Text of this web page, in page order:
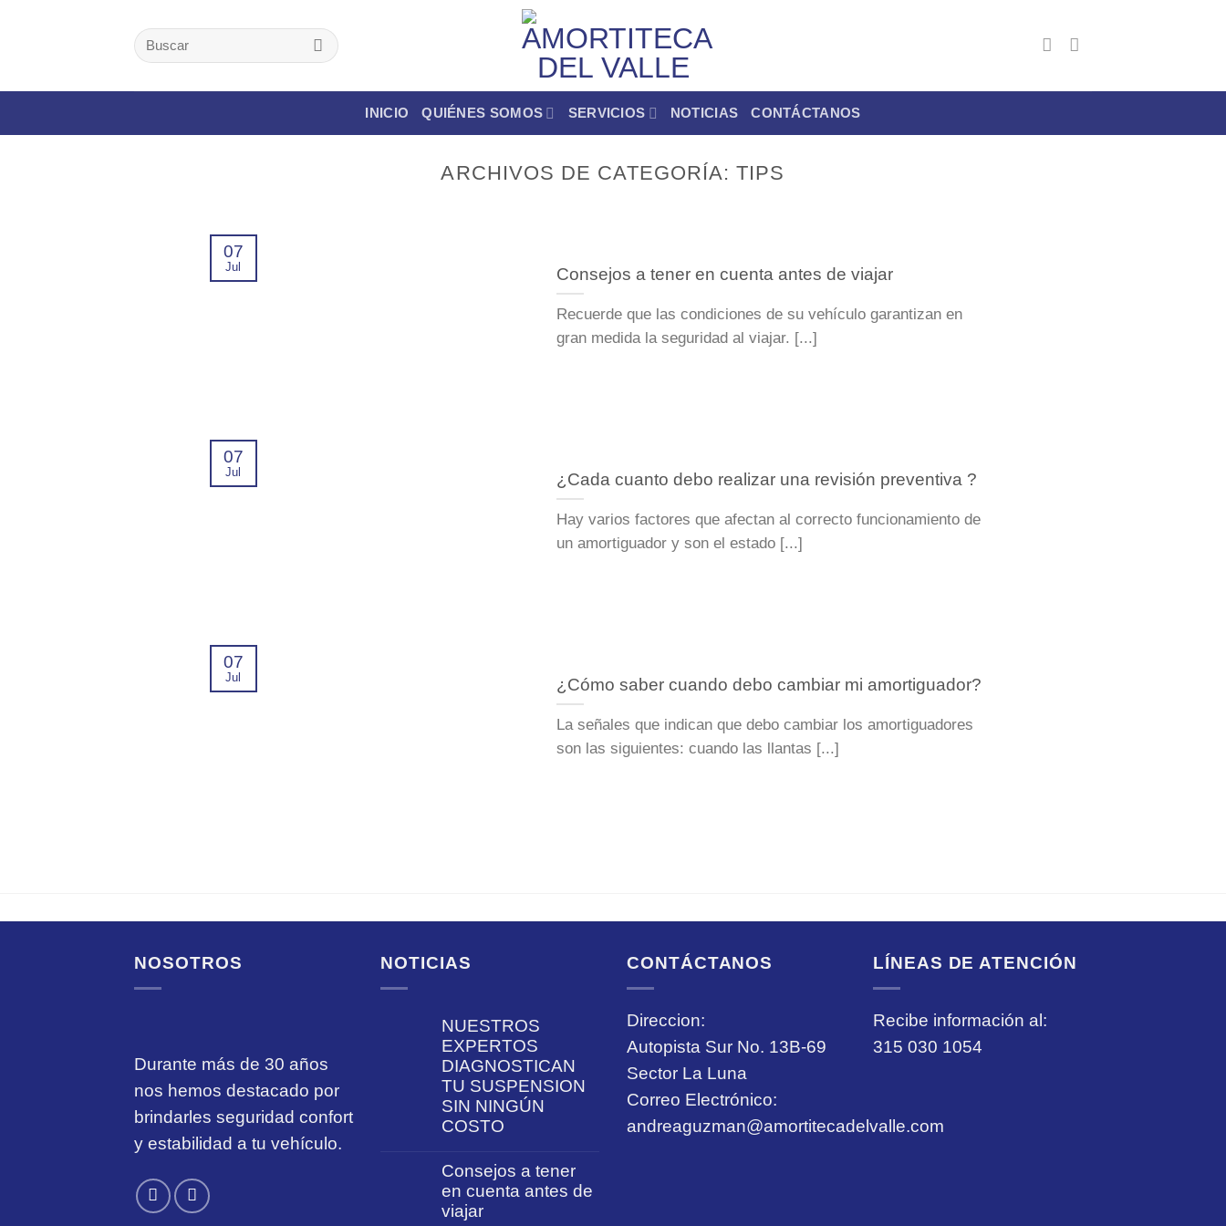
Buscar
por:
INICIO QUIÉNES SOMOS SERVICIOS NOTICIAS CONTÁCTANOS
ARCHIVOS DE CATEGORÍA:TIPS
Consejos a tener en cuenta antes de viajar
Recuerde que las condiciones de su vehículo garantizan en
gran medida la seguridad al viajar. [...]
07
Jul
¿Cada cuanto debo realizar una revisión preventiva ?
Hay varios factores que afectan al correcto funcionamiento de
un amortiguador y son el estado [...]
07
Jul
¿Cómo saber cuando debo cambiar mi amortiguador?
La señales que indican que debo cambiar los amortiguadores
son las siguientes: cuando las llantas [...]
07
Jul
NOSOTROS
Durante más de 30 años
nos hemos destacado por
brindarles seguridad confort
y estabilidad a tu vehículo.
NOTICIAS
NUESTROS
EXPERTOS
DIAGNOSTICAN
TU SUSPENSION
SIN NINGÚN
COSTO
Consejos a tener
en cuenta antes de
viajar
CONTÁCTANOS
Direccion:
Autopista Sur No. 13B-69
Sector La Luna
Correo Electrónico:
andreaguzman@amortitecadelvalle.com
LÍNEAS DE ATENCIÓN
Recibe información al:
315 030 1054